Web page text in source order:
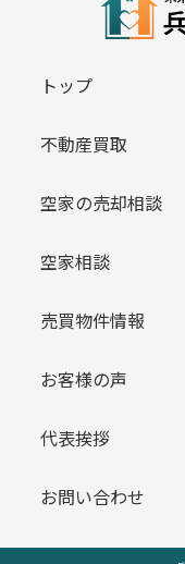
トップ
不動産買取
空家の売却相談
空家相談
売買物件情報
お客様の声
代表挨拶
お問い合わせ